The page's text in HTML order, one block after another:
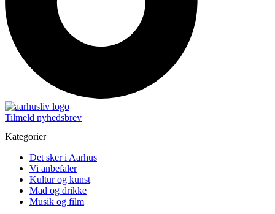
Tilmeld nyhedsbrev
Kategorier
Det sker i Aarhus
Vi anbefaler
Kultur og kunst
Mad og drikke
Musik og film